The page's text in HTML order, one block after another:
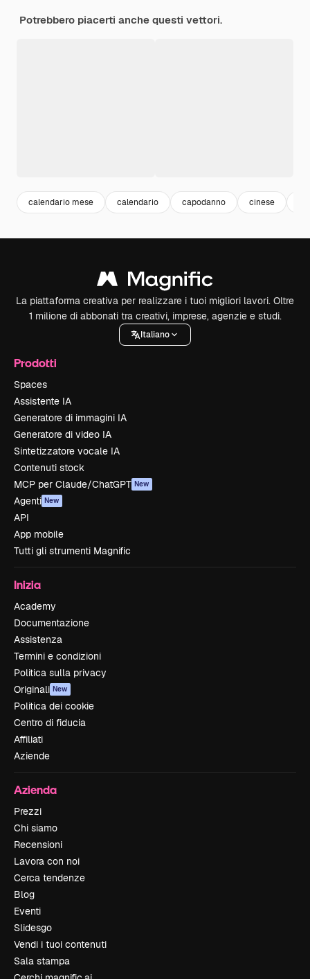
Potrebbero piacerti anche questi vettori.
calendario mese calendario capodanno cinese
La piattaforma creativa per realizzare i tuoi migliori lavori. Oltre
1 milione di abbonati tra creativi, imprese, agenzie e studi.
Italiano
Prodotti
Spaces
Assistente IA
Generatore di immagini IA
Generatore di video IA
Sintetizzatore vocale IA
Contenuti stock
MCP per Claude/ChatGPT New
Agenti New
API
App mobile
Tutti gli strumenti Magnific
Inizia
Academy
Documentazione
Assistenza
Termini e condizioni
Politica sulla privacy
Originali New
Politica dei cookie
Centro di fiducia
Affiliati
Aziende
Azienda
Prezzi
Chi siamo
Recensioni
Lavora con noi
Cerca tendenze
Blog
Eventi
Slidesgo
Vendi i tuoi contenuti
Sala stampa